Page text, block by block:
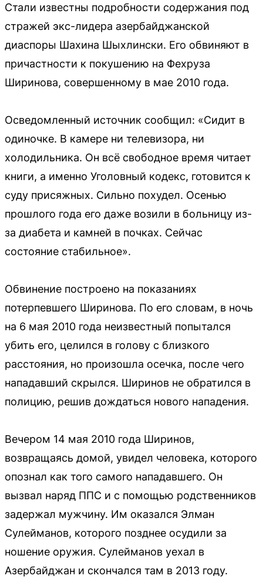
Стали известны подробности содержания под
стражей экс-лидера азербайджанской
диаспоры Шахина Шыхлински. Его обвиняют в
причастности к покушению на Фехруза
Ширинова, совершенному в мае 2010 года.
Осведомленный источник сообщил: «Сидит в
одиночке. В камере ни телевизора, ни
холодильника. Он всё свободное время читает
книги, а именно Уголовный кодекс, готовится к
суду присяжных. Сильно похудел. Осенью
прошлого года его даже возили в больницу из-
за диабета и камней в почках. Сейчас
состояние стабильное».
Обвинение построено на показаниях
потерпевшего Ширинова. По его словам, в ночь
на 6 мая 2010 года неизвестный попытался
убить его, целился в голову с близкого
расстояния, но произошла осечка, после чего
нападавший скрылся. Ширинов не обратился в
полицию, решив дождаться нового нападения.
Вечером 14 мая 2010 года Ширинов,
возвращаясь домой, увидел человека, которого
опознал как того самого нападавшего. Он
вызвал наряд ППС и с помощью родственников
задержал мужчину. Им оказался Элман
Сулейманов, которого позднее осудили за
ношение оружия. Сулейманов уехал в
Азербайджан и скончался там в 2013 году.